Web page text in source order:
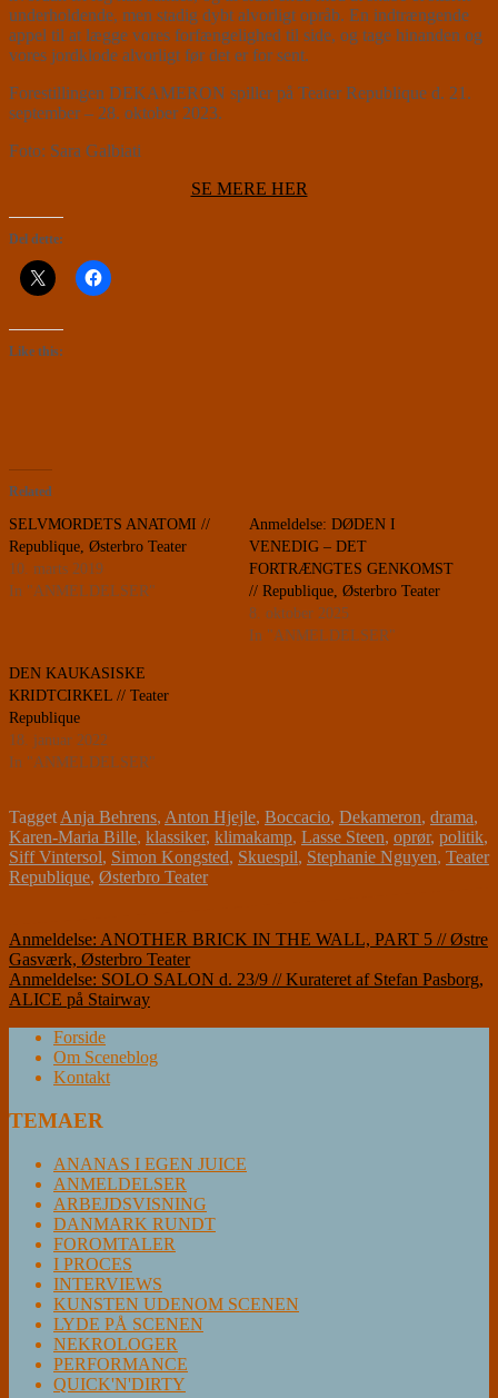
underholdende, men stadig dybt alvorligt opråb. En indtrængende
appel til at lægge vores forfængelighed til side, og tage hinanden og
vores jordklode alvorligt før det er for sent.
Forestillingen DEKAMERON spiller på Teater Republique d. 21.
september – 28. oktober 2023.
Foto: Sara Galbiati
SE MERE HER
Del dette:
Like this:
Related
SELVMORDETS ANATOMI //
Republique, Østerbro Teater
10. marts 2019
In "ANMELDELSER"
Anmeldelse: DØDEN I
VENEDIG – DET
FORTRÆNGTES GENKOMST
// Republique, Østerbro Teater
8. oktober 2025
In "ANMELDELSER"
DEN KAUKASISKE
KRIDTCIRKEL // Teater
Republique
18. januar 2022
In "ANMELDELSER"
TaggetAnja Behrens, Anton Hjejle, Boccacio, Dekameron, drama,
Karen-Maria Bille, klassiker, klimakamp, Lasse Steen, oprør, politik,
Siff Vintersol, Simon Kongsted, Skuespil, Stephanie Nguyen, Teater
Republique, Østerbro Teater
Indlægsnavigation
Anmeldelse: ANOTHER BRICK IN THE WALL, PART 5 // Østre
Gasværk, Østerbro Teater
Anmeldelse: SOLO SALON d. 23/9 // Kurateret af Stefan Pasborg,
ALICE på Stairway
Forside
Om Sceneblog
Kontakt
TEMAER
ANANAS I EGEN JUICE
ANMELDELSER
ARBEJDSVISNING
DANMARK RUNDT
FOROMTALER
I PROCES
INTERVIEWS
KUNSTEN UDENOM SCENEN
LYDE PÅ SCENEN
NEKROLOGER
PERFORMANCE
QUICK'N'DIRTY